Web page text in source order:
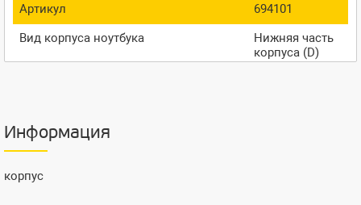
Артикул
694101
Вид корпуса ноутбука
Нижняя часть
корпуса (D)
Информация
корпус